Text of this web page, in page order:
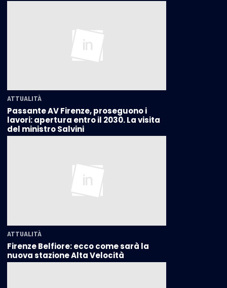
ATTUALITÀ
Passante AV Firenze, proseguono i
lavori: apertura entro il 2030. La visita
del ministro Salvini
ATTUALITÀ
Firenze Belfiore: ecco come sarà la
nuova stazione Alta Velocità